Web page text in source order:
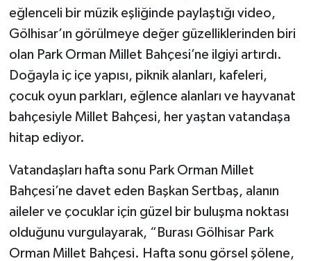
eğlenceli bir müzik eşliğinde paylaştığı video,
Gölhisar’ın görülmeye değer güzelliklerinden biri
olan Park Orman Millet Bahçesi’ne ilgiyi artırdı.
Doğayla iç içe yapısı, piknik alanları, kafeleri,
çocuk oyun parkları, eğlence alanları ve hayvanat
bahçesiyle Millet Bahçesi, her yaştan vatandaşa
hitap ediyor.
Vatandaşları hafta sonu Park Orman Millet
Bahçesi’ne davet eden Başkan Sertbaş, alanın
aileler ve çocuklar için güzel bir buluşma noktası
olduğunu vurgulayarak, “Burası Gölhisar Park
Orman Millet Bahçesi. Hafta sonu görsel şölene,